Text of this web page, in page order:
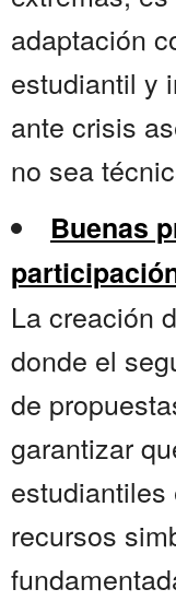
adaptación
estudiantil y
ante crisis
no sea
Buenas
La creación
donde el
de
garantizar
recursos